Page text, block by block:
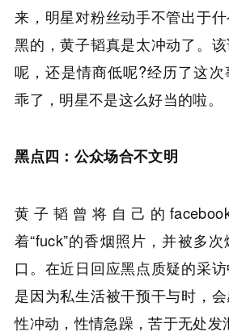
来，明星对粉丝动手不管出于
黑的，黄子韬真是太冲动了。
呢，还是情商低呢?经历了这
乖了，明星不是这么好当的啦。
黑点四：公众场合不文明
黄子韬曾将自己的
着“fuck”的香烟照片，并被多
口。在近日回应黑点质疑的采
是因为私生活被干预干与时，
性冲动，性情急躁，苦于无处发